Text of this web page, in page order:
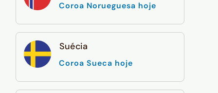
Coroa Norueguesa hoje
Suécia
Coroa Sueca hoje